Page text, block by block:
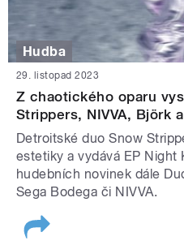
Hudba
29. listopad 2023
Z chaotického oparu
Strippers, NIVVA, Björk
Detroitské duo Snow
estetiky a vydává EP Night
hudebních novinek dále
Sega Bodega či NIVVA.